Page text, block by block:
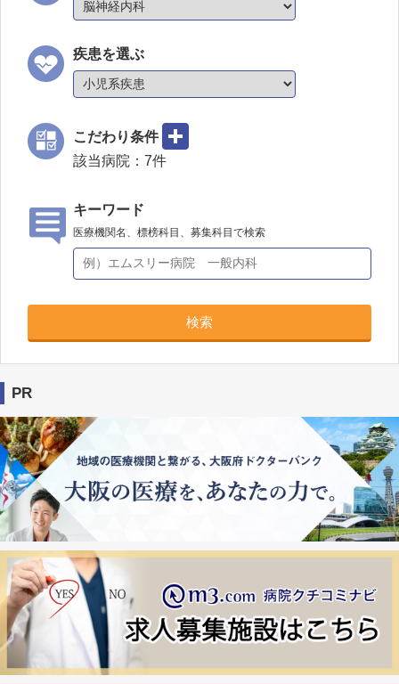
疾患を選ぶ
こだわり条件
該当病院： 7件
キーワード
医療機関名、標榜科目、募集科目で検索
検索
PR